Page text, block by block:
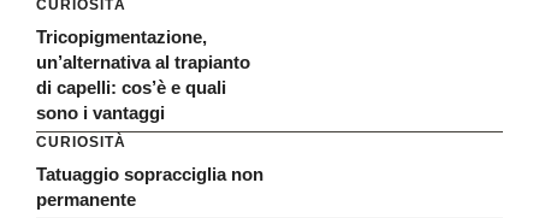
CURIOSITÀ
Tricopigmentazione,
un’alternativa al trapianto
di capelli: cos’è e quali
sono i vantaggi
CURIOSITÀ
Tatuaggio sopracciglia non
permanente